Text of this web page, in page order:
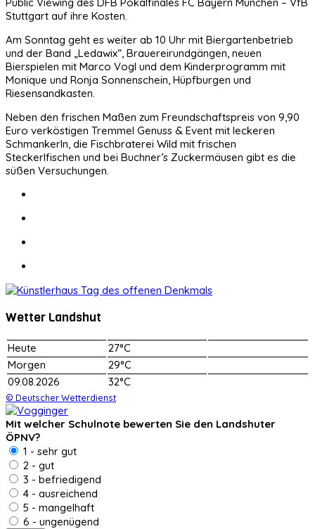
Stuttgart auf ihre Kosten.
Am Sonntag geht es weiter ab 10 Uhr mit Biergartenbetrieb
und der Band „Ledawix“, Brauereirundgängen, neuen
Bierspielen mit Marco Vogl und dem Kinderprogramm mit
Monique und Ronja Sonnenschein, Hüpfburgen und
Riesensandkasten.
Neben den frischen Maßen zum Freundschaftspreis von 9,90
Euro verköstigen Tremmel Genuss & Event mit leckeren
Schmankerln, die Fischbraterei Wild mit frischen
Steckerlfischen und bei Buchner’s Zuckermäusen gibt es die
süßen Versuchungen.
Wetter Landshut
Heute
27°C
Morgen
29°C
09.08.2026
32°C
© Deutscher Wetterdienst
Mit welcher Schulnote bewerten Sie den Landshuter
ÖPNV?
1 - sehr gut
2 - gut
3 - befriedigend
4 - ausreichend
5 - mangelhaft
6 - ungenügend